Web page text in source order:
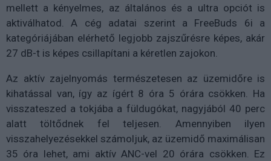
mellett a kényelmes, az általános és a ultra opciót is
aktiválhatod. A cég adatai szerint a FreeBuds 6i a
kategóriájában elérhető legjobb zajszűrésre képes, akár
27 dB-t is képes csillapítani a kéretlen zajokon.
Az aktív zajelnyomás természetesen az üzemidőre is
kihatással van, így az ígért 8 óra 5 órára csökken. Ha
visszateszed a tokjába a füldugókat, nagyjából 40 perc
alatt töltődnek fel teljesen. Amennyiben ilyen
visszahelyezésekkel számoljuk, az üzemidő maximálisan
35 óra lehet, ami aktív ANC-vel 20 órára csökken. Ez